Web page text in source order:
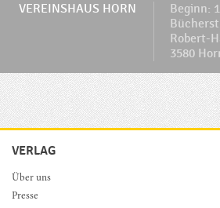
VEREINSHAUS HORN
Beginn:
Robert-
3580
VERLAG
Über uns
Presse